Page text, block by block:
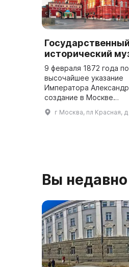
Государственный
исторический
9 февраля 1872 года
высочайшее указание
Императора
создание в Москве
Исторического музея
Цесаревича
г Москва, пл Красная, д
Вы